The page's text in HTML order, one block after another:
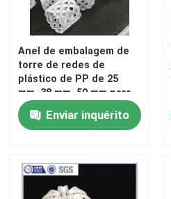
Anel de embalagem de
torre de redes de
plástico de PP de 25
mm, 38 mm, 50 mm para
unidade de ureia na
indústria deEnviar inquérito